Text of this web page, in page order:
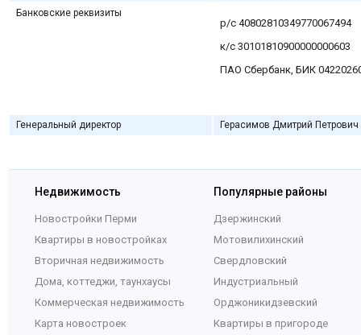
Банковские реквизиты
р/с 40802810349770067494
к/c 30101810900000000603
ПАО Сбербанк, БИК
Генеральный директор Герасимов Дмитрий Петрович
Недвижимость
Новостройки Перми
Квартиры в новостройках
Вторичная недвижимость
Дома, коттеджи, таунхаусы
Коммерческая недвижимость
Карта новостроек
Популярные районы
Дзержинский
Мотовилихинский
Свердловский
Индустриальный
Орджоникидзевский
Квартиры в пригороде